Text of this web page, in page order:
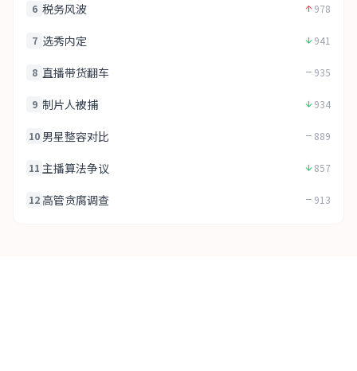
6 税务风波 978
7 选秀内定 941
8 直播带货翻车 935
9 制片人被捕 934
10男星整容对比 889
11 主播算法争议 857
12 高管贪腐调查 913